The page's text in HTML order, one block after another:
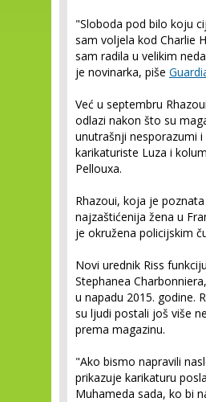
"Sloboda pod bilo koju
sam voljela kod Charlie
sam radila u velikim
je novinarka, piše
Već u septembru
odlazi nakon što su
unutrašnji nesporazumi i
karikaturiste Luza i
Pellouxa.
Rhazoui, koja je
najzaštićenija žena u
je okružena policijskim
Novi urednik Riss
Stephanea
u napadu 2015. godine.
su ljudi postali još više
prema magazinu.
"Ako bismo napravili
prikazuje karikaturu
Muhameda sada, ko bi